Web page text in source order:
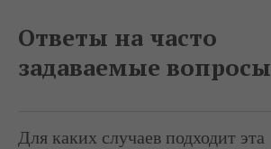
Ответы на часто
задаваемые вопросы
Для каких случаев подходит эта